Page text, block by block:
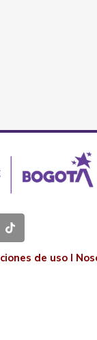
de uso I